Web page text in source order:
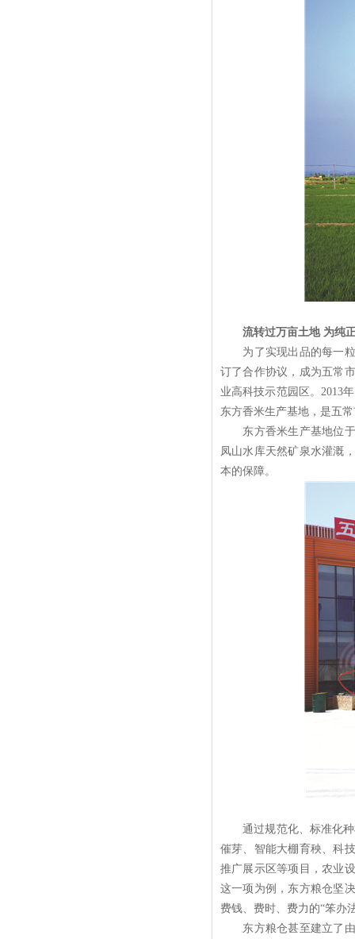
流转过万亩土地 为纯
为了实现出品的每一粒
订了合作协议，成为五常
业高科技示范园区。2013
东方香米生产基地，是五
东方香米生产基地位于
凤山水库天然矿泉水灌溉
本的保障。
通过规范化、标准化种
催芽、智能大棚育秧、科
推广展示区等项目，农业
这一项为例，东方粮仓坚
费钱、费时、费力的“笨办
东方粮仓甚至建立了由